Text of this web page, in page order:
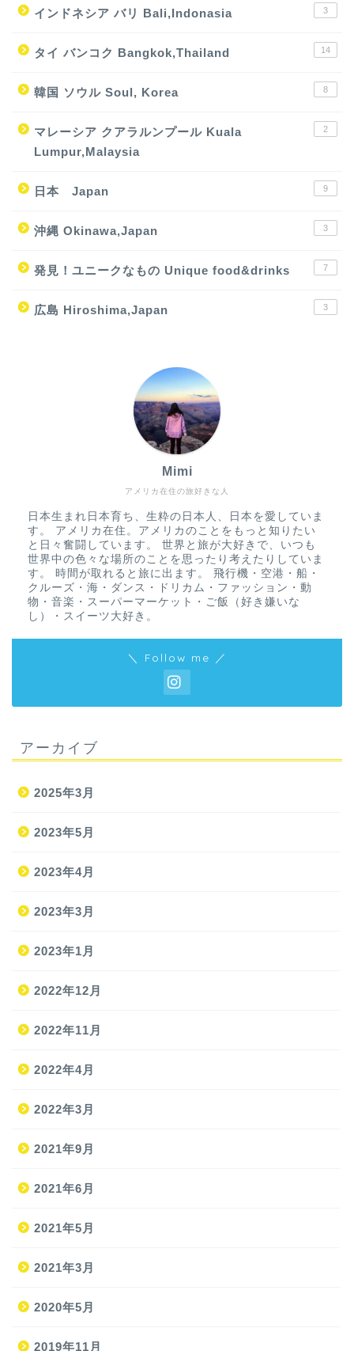
インドネシア バリ Bali,Indonasia 3
タイ バンコク Bangkok,Thailand 14
韓国 ソウル Soul, Korea 8
マレーシア クアラルンプール Kuala
Lumpur,Malaysia
2
日本 Japan 9
沖縄 Okinawa,Japan 3
発見！ユニークなもの Unique food&drinks 7
広島 Hiroshima,Japan 3
アメリカ在住の旅好きな人
Mimi
日本生まれ日本育ち、生粋の日本人、日本を愛していま
す。 アメリカ在住。アメリカのことをもっと知りたい
と日々奮闘しています。 世界と旅が大好きで、いつも
世界中の色々な場所のことを思ったり考えたりしていま
す。 時間が取れると旅に出ます。 飛行機・空港・船・
クルーズ・海・ダンス・ドリカム・ファッション・動
物・音楽・スーパーマーケット・ご飯（好き嫌いな
し）・スイーツ大好き。
＼ Follow me ／
アーカイブ
2025年3月
2023年5月
2023年4月
2023年3月
2023年1月
2022年12月
2022年11月
2022年4月
2022年3月
2021年9月
2021年6月
2021年5月
2021年3月
2020年5月
2019年11月